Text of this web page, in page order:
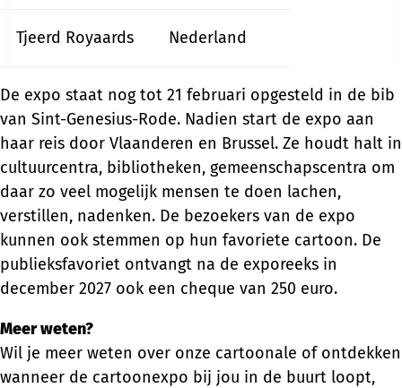
Tjeerd Royaards Nederland
De expo staat nog tot 21 februari opgesteld in de bib
van Sint-Genesius-Rode. Nadien start de expo aan
haar reis door Vlaanderen en Brussel. Ze houdt halt in
cultuurcentra, bibliotheken, gemeenschapscentra om
daar zo veel mogelijk mensen te doen lachen,
verstillen, nadenken. De bezoekers van de expo
kunnen ook stemmen op hun favoriete cartoon. De
publieksfavoriet ontvangt na de exporeeks in
december 2027 ook een cheque van 250 euro.
Meer weten?
Wil je meer weten over onze cartoonale of ontdekken
wanneer de cartoonexpo bij jou in de buurt loopt,